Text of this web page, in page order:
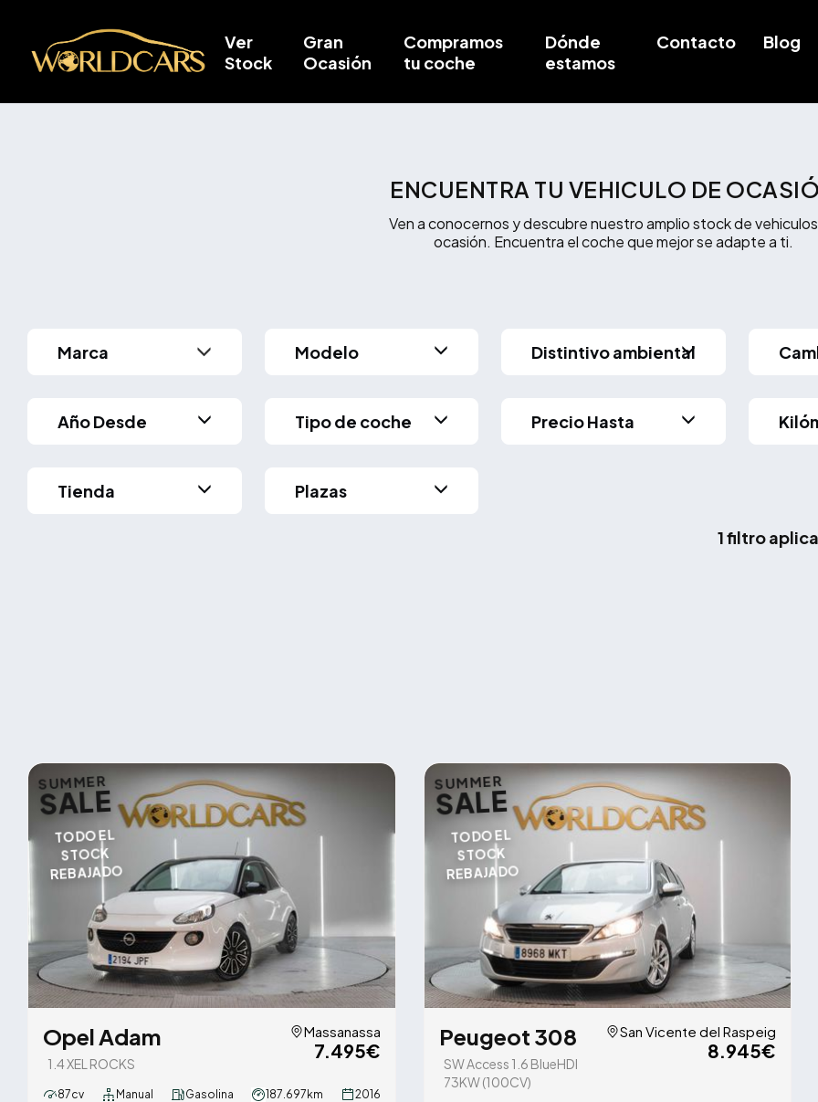
Ver
Stock
Gran
Ocasión
Compramos
tu coche
Dónde
estamos
Contacto Blog
ENCUENTRA TU VEHICULO DE
Ven a conocernos y descubre nuestro amplio stock de
ocasión. Encuentra el coche que mejor se adapte a ti.
Modelo Distintivo ambiental
Año Desde Tipo de coche Precio Hasta
Tienda Plazas
1 filtro
SUMMER
SALE
TODO EL
STOCK
REBAJADO
Opel Adam
1.4 XEL ROCKS
Massanassa
7.495€
87cv Manual Gasolina 187.697km 2016
SUMMER
SALE
TODO EL
STOCK
REBAJADO
Peugeot 308
SW Access 1.6 BlueHDI
73KW (100CV)
San Vicente del Raspeig
8.945€